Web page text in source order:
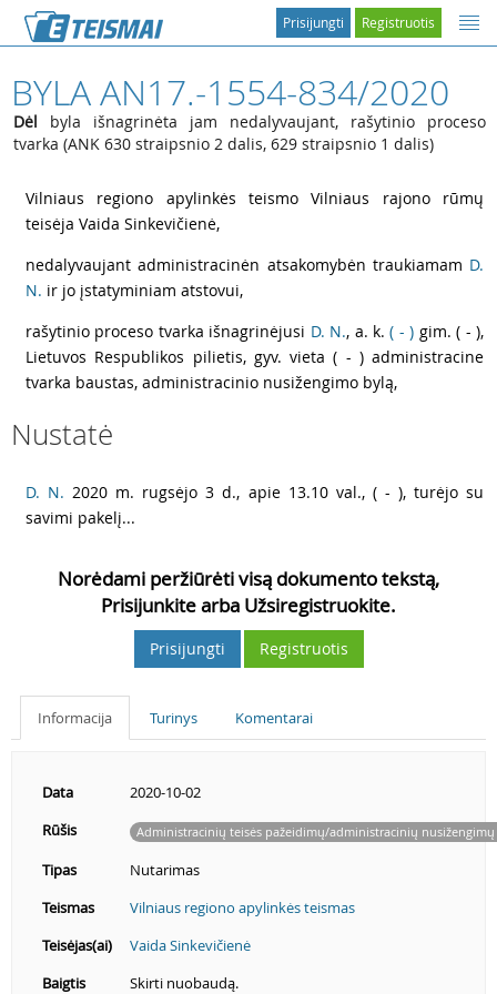
Registruotis
Prisijungti
BYLA AN17.-1554-834/2020
Dėl byla išnagrinėta jam nedalyvaujant, rašytinio proceso
tvarka (ANK 630 straipsnio 2 dalis, 629 straipsnio 1 dalis)
Vilniaus regiono apylinkės teismo Vilniaus rajono rūmų
teisėja Vaida Sinkevičienė,
nedalyvaujant administracinėn atsakomybėn traukiamam D.
N. ir jo įstatyminiam atstovui,
rašytinio proceso tvarka išnagrinėjusi D. N., a. k.( - ) gim. ( - ),
Lietuvos Respublikos pilietis, gyv. vieta ( - ) administracine
tvarka baustas, administracinio nusižengimo bylą,
Nustatė
D. N.2020 m. rugsėjo 3 d., apie 13.10 val., ( - ), turėjo su
savimi pakelį...
Norėdami peržiūrėti visą dokumento tekstą,
Prisijunkite arba Užsiregistruokite.
Prisijungti Registruotis
Informacija Turinys Komentarai
Data
2020-10-02
Rūšis
Administracinių teisės pažeidimų/administracinių
Tipas
Nutarimas
Teismas
Vilniaus regiono apylinkės teismas
Teisėjas(ai)
Vaida Sinkevičienė
Baigtis
Skirti nuobaudą.